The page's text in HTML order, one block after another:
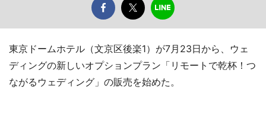
東京ドームホテル（文京区後楽1）が7月23日から、ウェ
ディングの新しいオプションプラン「リモートで乾杯！つ
ながるウェディング」の販売を始めた。